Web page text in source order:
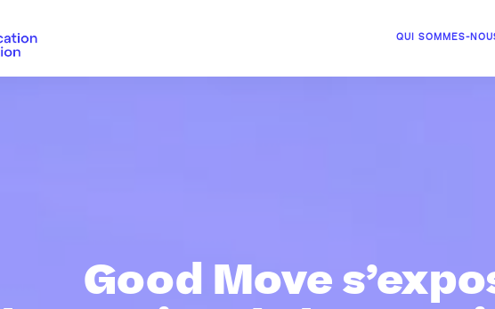
QUI SOMMES-
Good Move